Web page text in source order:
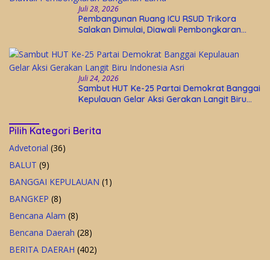
Juli 28, 2026
Pembangunan Ruang ICU RSUD Trikora
Salakan Dimulai, Diawali Pembongkaran
Juli 24, 2026
Sambut HUT Ke-25 Partai Demokrat Banggai
Kepulauan Gelar Aksi Gerakan Langit Biru
Pilih Kategori Berita
Advetorial (36)
BALUT (9)
BANGGAI KEPULAUAN (1)
BANGKEP (8)
Bencana Alam (8)
Bencana Daerah (28)
BERITA DAERAH (402)